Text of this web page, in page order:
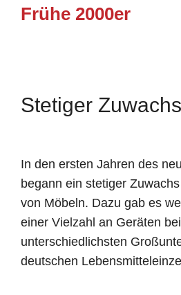
Frühe 2000er
Stetiger Zuwachs
In den ersten Jahren des
begann ein stetiger
von Möbeln. Dazu gab es
einer Vielzahl an Geräten
unterschiedlichsten
deutschen